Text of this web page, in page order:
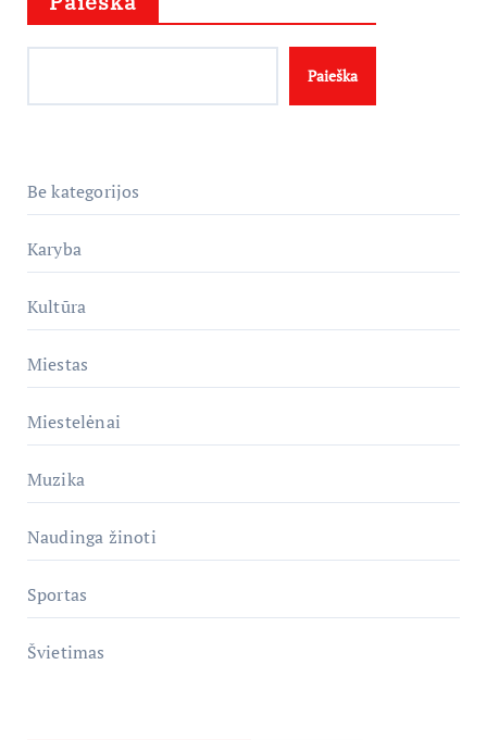
Paieška
Be kategorijos
Karyba
Kultūra
Miestas
Miestelėnai
Muzika
Naudinga žinoti
Sportas
Švietimas